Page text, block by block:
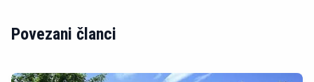
Povezani članci